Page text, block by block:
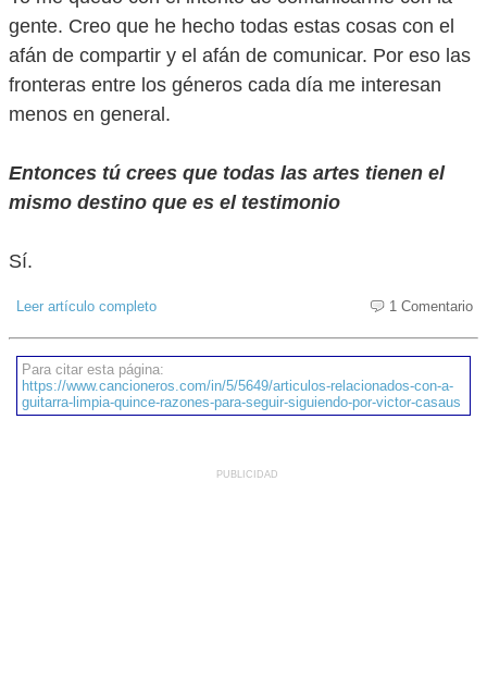
gente. Creo que he hecho todas estas cosas con el
afán de compartir y el afán de comunicar. Por eso las
fronteras entre los géneros cada día me interesan
menos en general.
Entonces tú crees que todas las artes tienen el
mismo destino que es el testimonio
Sí.
Leer artículo completo 1 Comentario
Para citar esta página:
https://www.cancioneros.com/in/5/5649/articulos-relacionados-con-a-
guitarra-limpia-quince-razones-para-seguir-siguiendo-por-victor-casaus
PUBLICIDAD